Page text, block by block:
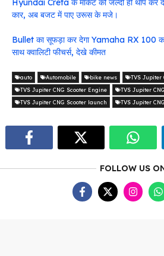
Hyundai Creta के मार्केट को जल्दी ही थाप
कार, अब बजट में पाए उरूस के मजे।
Bullet का सूफड़ा कर देगा Yamaha RX 100
साथ क्वालिटी फीचर्स, देखे कीमत
auto Automobile bike news
TVS Jupiter
TVS Jupiter CNG Scooter Engine
TVS Jupiter
TVS Jupiter CNG Scooter launch
TVS Jupiter
FOLLOW US